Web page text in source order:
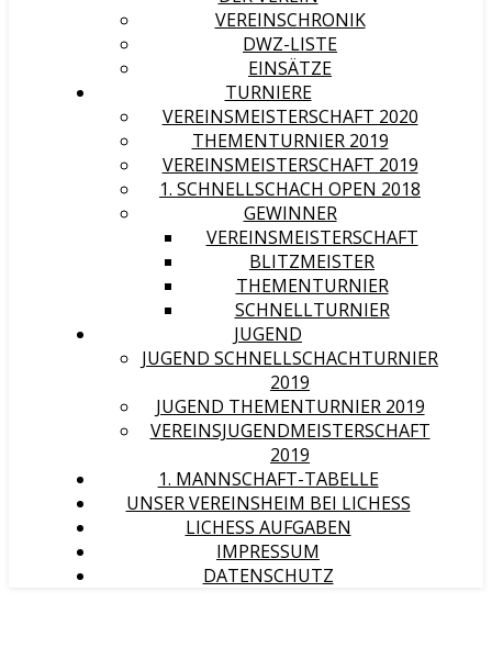
VEREINSCHRONIK
DWZ-LISTE
EINSÄTZE
TURNIERE
VEREINSMEISTERSCHAFT 2020
THEMENTURNIER 2019
VEREINSMEISTERSCHAFT 2019
1. SCHNELLSCHACH OPEN 2018
GEWINNER
VEREINSMEISTERSCHAFT
BLITZMEISTER
THEMENTURNIER
SCHNELLTURNIER
JUGEND
JUGEND SCHNELLSCHACHTURNIER
2019
JUGEND THEMENTURNIER 2019
VEREINSJUGENDMEISTERSCHAFT
2019
1. MANNSCHAFT-TABELLE
UNSER VEREINSHEIM BEI LICHESS
LICHESS AUFGABEN
IMPRESSUM
DATENSCHUTZ